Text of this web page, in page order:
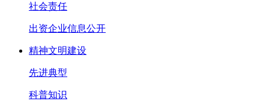
社会责任
出资企业信息公开
精神文明建设
先进典型
科普知识